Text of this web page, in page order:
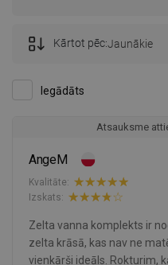
Iegādāts
Kārtot pēc:Jaunākie
Atsauksme
AngeM
Kvalitāte:
Izskats:
Zelta vanna komplekts ir
zelta krāsā, kas nav ne
vienkārši ideāls. Rokturim,